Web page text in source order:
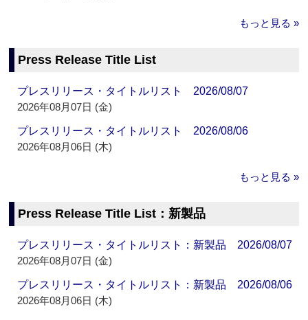
もっと見る »
Press Release Title List
プレスリリース・タイトルリスト 2026/08/07
2026年08月07日 (金)
プレスリリース・タイトルリスト 2026/08/06
2026年08月06日 (木)
もっと見る »
Press Release Title List：新製品
プレスリリース・タイトルリスト：新製品 2026/08/07
2026年08月07日 (金)
プレスリリース・タイトルリスト：新製品 2026/08/06
2026年08月06日 (木)